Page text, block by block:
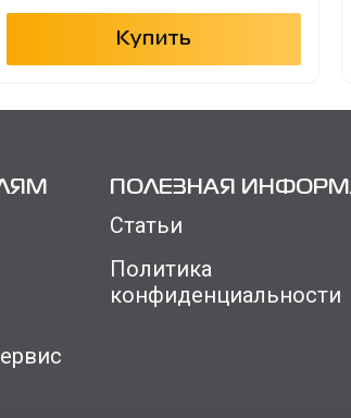
Купить
ПОЛЕЗНАЯ
Статьи
Политика
конфиденциальности